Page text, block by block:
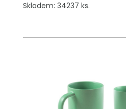
Skladem: 34237 ks.